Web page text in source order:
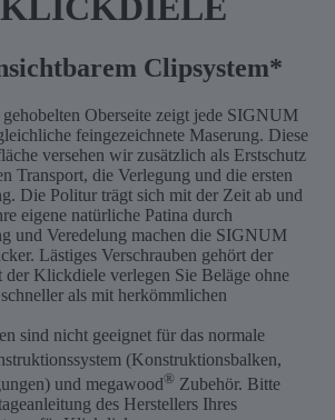
Clipsystem*
Oberseite zeigt jede SIGNUM
feingezeichnete Maserung. Diese
versehen wir zusätzlich als Erstschutz
Transport, die Verlegung und die ersten
Die Politur trägt sich mit der Zeit ab und
eigene natürliche Patina durch
und Veredelung machen die SIGNUM
Lästiges Verschrauben gehört der
Klickdiele verlegen Sie Beläge ohne
als mit herkömmlichen
sind nicht geeignet für das normale
(Konstruktionsbalken,
und megawood® Zubehör. Bitte
des Herstellers Ihres